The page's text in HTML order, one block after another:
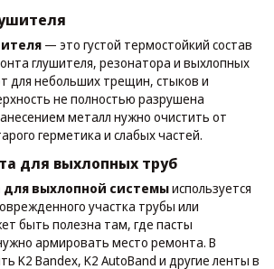
— это густой термостойкий состав
глушителя, резонатора и выхлопных
для небольших трещин, стыков и
не полностью разрушена
металл нужно очистить от
герметика и слабых частей.
для выхлопных труб
для выхлопной системыиспользуется
участка трубы или
быть полезна там, где пасты
армировать место ремонта. В
K2 Bandex, K2 AutoBand и другие ленты в